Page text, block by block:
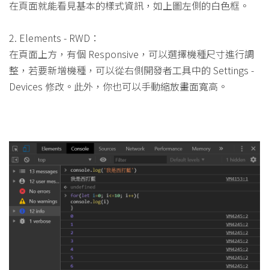
在頁面就能看見基本的樣式資訊，如上圖左側的白色框。
2. Elements - RWD：
在頁面上方，有個 Responsive，可以選擇機種尺寸進行調
整，若要新增機種，可以從右側開發者工具中的 Settings -
Devices 修改。此外，你也可以手動縮放畫面寬高。